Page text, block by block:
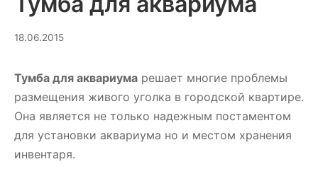
18.06.201527.08.2023
Тумба для аквариума решает многие проблемы
размещения живого уголка в городской квартире.
Она является не только надежным постаментом
для установки аквариума но и местом хранения
инвентаря.